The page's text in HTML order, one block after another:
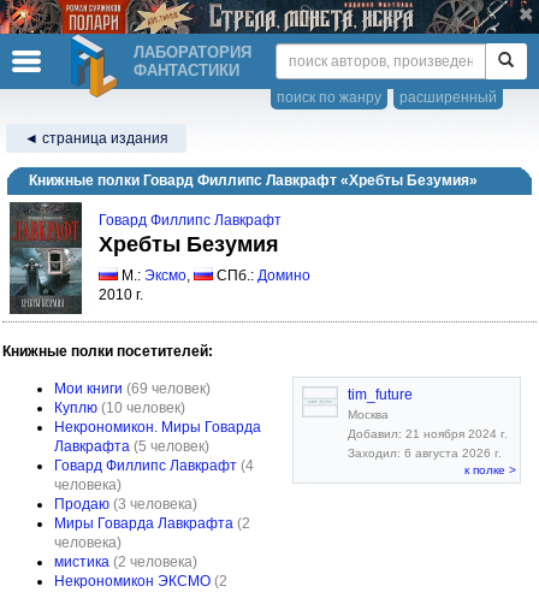
ЛАБОРАТОРИЯ
ФАНТАСТИКИ
расширенный
поиск по жанру
◄ страница издания
Книжные полки Говард Филлипс Лавкрафт «Хребты Безумия»
Говард Филлипс Лавкрафт
Хребты Безумия
М.: Эксмо, СПб.: Домино
2010 г.
Книжные полки посетителей:
Мои книги (69 человек)
Куплю (10 человек)
Некрономикон. Миры Говарда
Лавкрафта (5 человек)
Говард Филлипс Лавкрафт (4
человека)
Продаю (3 человека)
Миры Говарда Лавкрафта (2
человека)
мистика (2 человека)
Некрономикон ЭКСМО (2
tim_future
Москва
Добавил: 21 ноября 2024 г.
Заходил: 6 августа 2026 г.
к полке >